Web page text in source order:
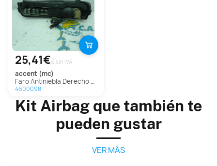
25,41€€ sin IVA
accent (mc)
Faro Antiniebla Derecho para Hyundai Accent (Mc)
4600098
Kit Airbag que también te
pueden gustar
VER MÁS